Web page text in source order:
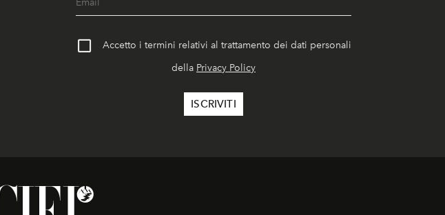
Accetto i termini relativi al trattamento dei dati personali
della Privacy Policy